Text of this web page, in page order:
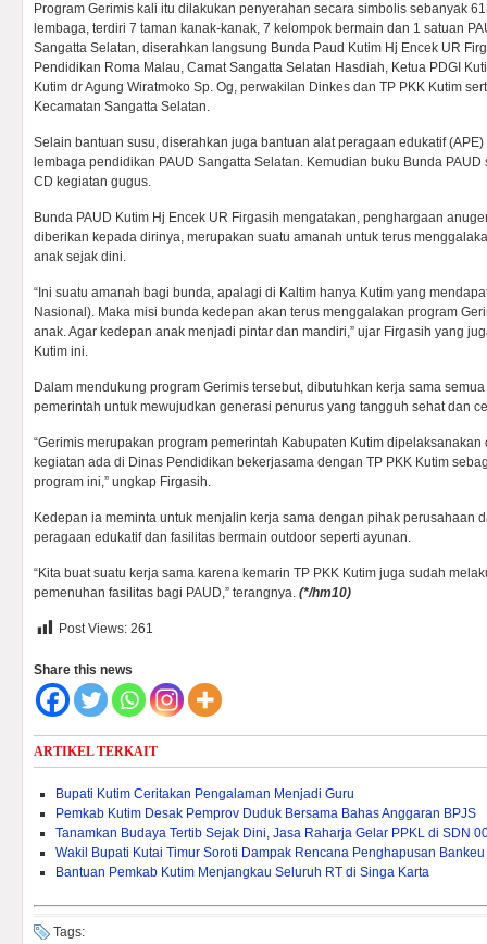
Program Gerimis kali itu dilakukan penyerahan secara simbolis sebanyak
lembaga, terdiri 7 taman kanak-kanak, 7 kelompok bermain dan 1 satuan
Sangatta Selatan, diserahkan langsung Bunda Paud Kutim Hj Encek UR
Pendidikan Roma Malau, Camat Sangatta Selatan Hasdiah, Ketua PDGI
Kutim dr Agung Wiratmoko Sp. Og, perwakilan Dinkes dan TP PKK Kutim
Kecamatan Sangatta Selatan.
Selain bantuan susu, diserahkan juga bantuan alat peragaan edukatif
lembaga pendidikan PAUD Sangatta Selatan. Kemudian buku Bunda
CD kegiatan gugus.
Bunda PAUD Kutim Hj Encek UR Firgasih mengatakan, penghargaan
diberikan kepada dirinya, merupakan suatu amanah untuk terus
anak sejak dini.
“Ini suatu amanah bagi bunda, apalagi di Kaltim hanya Kutim yang
Nasional). Maka misi bunda kedepan akan terus menggalakan program
anak. Agar kedepan anak menjadi pintar dan mandiri,” ujar Firgasih yang
Kutim ini.
Dalam mendukung program Gerimis tersebut, dibutuhkan kerja sama
pemerintah untuk mewujudkan generasi penurus yang tangguh sehat dan
“Gerimis merupakan program pemerintah Kabupaten Kutim dipelaksanakan
kegiatan ada di Dinas Pendidikan bekerjasama dengan TP PKK Kutim
program ini,” ungkap Firgasih.
Kedepan ia meminta untuk menjalin kerja sama dengan pihak perusahaan
peragaan edukatif dan fasilitas bermain outdoor seperti ayunan.
“Kita buat suatu kerja sama karena kemarin TP PKK Kutim juga sudah
pemenuhan fasilitas bagi PAUD,” terangnya. (*/hm10)
Post Views: 261
Share this news
ARTIKEL TERKAIT
Bupati Kutim Ceritakan Pengalaman Menjadi Guru
Pemkab Kutim Desak Pemprov Duduk Bersama Bahas Anggaran BPJS
Tanamkan Budaya Tertib Sejak Dini, Jasa Raharja Gelar PPKL di SDN
Wakil Bupati Kutai Timur Soroti Dampak Rencana Penghapusan
Bantuan Pemkab Kutim Menjangkau Seluruh RT di Singa Karta
Tags: